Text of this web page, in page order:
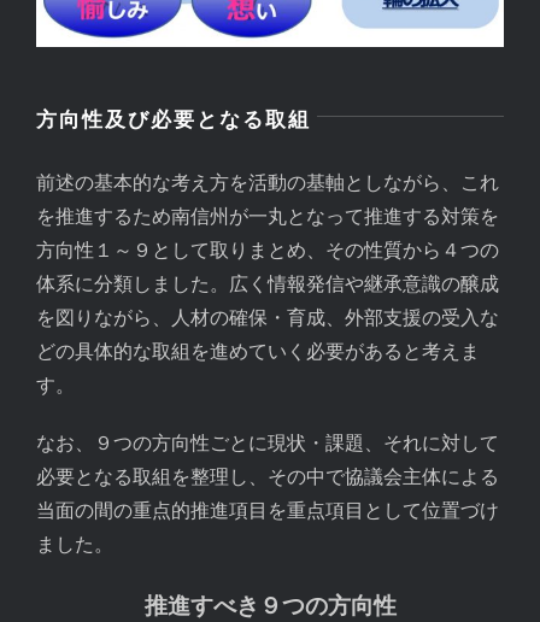
方向性及び必要となる取組
前述の基本的な考え方を活動の基軸としながら、これ
を推進するため南信州が一丸となって推進する対策を
方向性１～９として取りまとめ、その性質から４つの
体系に分類しました。広く情報発信や継承意識の醸成
を図りながら、人材の確保・育成、外部支援の受入な
どの具体的な取組を進めていく必要があると考えま
す。
なお、９つの方向性ごとに現状・課題、それに対して
必要となる取組を整理し、その中で協議会主体による
当面の間の重点的推進項目を重点項目として位置づけ
ました。
推進すべき９つの方向性